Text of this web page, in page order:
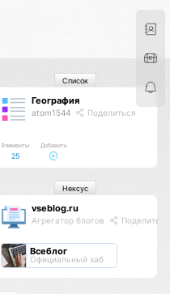
География
atom1544 Поделиться
Элементы
25
Добавить
Список
vseblog.ru
Агрегатор блогов Поделиться
Всеблог
Официальный хаб
Нексус